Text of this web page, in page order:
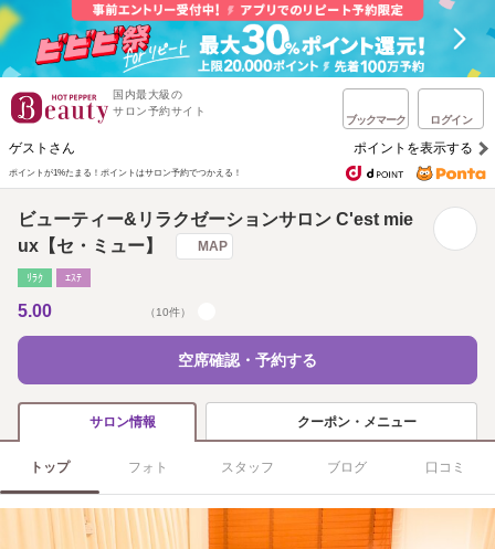
国内最大級の
サロン予約サイト
ブックマーク ログイン
ゲストさん ポイントを表示する
ポイントが1%たまる！ ポイントはサロン予約でつかえる！
ビューティー&リラクゼーションサロン C'est mie
ux【セ・ミュー】
MAP
ﾘﾗｸ ｴｽﾃ
5.00 （10件）
空席確認・予約する
サロン情報 クーポン・メニュー
トップ フォト スタッフ ブログ 口コミ